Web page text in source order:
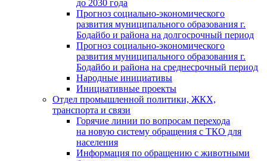
до 2030 года
Прогноз социально-экономического
развития муниципального образования г.
Бодайбо и района на долгосрочный период
Прогноз социально-экономического
развития муниципального образования г.
Бодайбо и района на среднесрочный период
Народные инициативы
Инициативные проекты
Отдел промышленной политики, ЖКХ,
транспорта и связи
Горячие линии по вопросам перехода
на новую систему обращения с ТКО для
населения
Информация по обращению с животными